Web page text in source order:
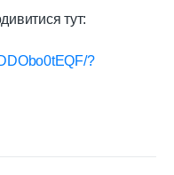
тут:
?